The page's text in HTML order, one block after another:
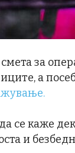
за
а
се каже
и